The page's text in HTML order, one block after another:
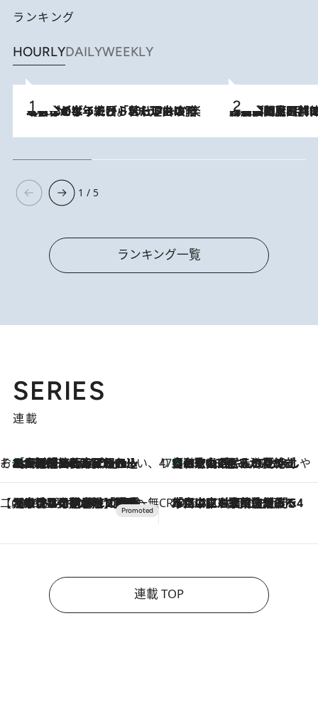
ランキング
HOURLYDAILYWEEKLY
2026.8.3
【自作のダイエットノートは攻略本】ダイエットが「苦しいもの」ではなくなった日。50代フードライターが半年続けられた理由は“楽しむこと” 2026.8.8
「最後に見られてよかった」上野動物園の東園パンダ舎が解体前に特別公開。8月16日まで延長されたパネル展と共に辿る“半世紀”のパンダ飼育《解体工事の図面あり》
1 / 5
ランキング一覧
SERIES
連載
そおだよおこの関西おいしい、おやつ紀行
2026.8.9
［大阪府箕面市］一皿一皿目の前で仕上げられる、料理を巧みに組み込んだアシェットデセールコース「ミチル アシェット デセール（Michiru assiette dessert）」 47都道府県の手みやげ ひんやりスイーツで夏を満喫
2026.8.9
【和歌山県】この夏絶対食べたい 冷やしておいしいおやつ3選 みかんがごろっと丸ごと入ったジュレ
【CREA×星野リゾート】唯一無二。癒しと発見が待つ場所へ
2026.8.7
【トンボの足水浴】ヒノキの香りに包まれて涼感マックス！約13℃の湧水かけ流しを避暑地「星野温泉 トンボの湯」で体験 CREA'S CHOICE
2026.8.7
「立川にも歌舞伎があるんだよ」 片岡仁左衛門・市川中車ら豪華座組みで4年目の立川立飛歌舞伎へ
連載 TOP